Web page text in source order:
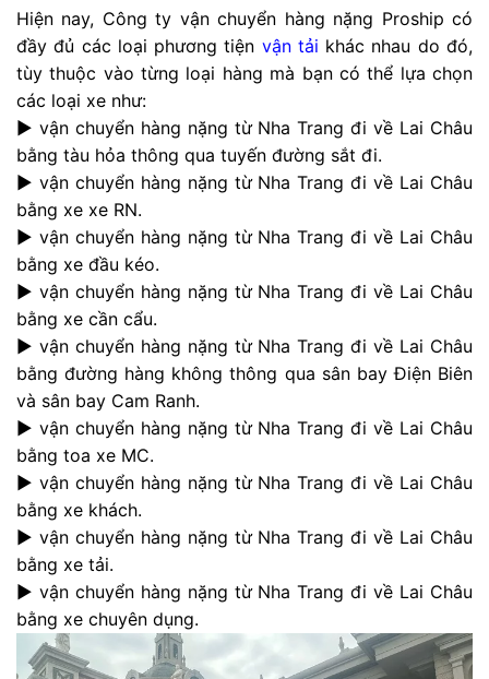
Hiện nay, Công ty vận chuyển hàng nặng Proship có
đầy đủ các loại phương tiện vận tải khác nhau do đó,
tùy thuộc vào từng loại hàng mà bạn có thể lựa chọn
các loại xe như:
► vận chuyển hàng nặng từ Nha Trang đi về Lai Châu
bằng tàu hỏa thông qua tuyến đường sắt đi.
► vận chuyển hàng nặng từ Nha Trang đi về Lai Châu
bằng xe xe RN.
► vận chuyển hàng nặng từ Nha Trang đi về Lai Châu
bằng xe đầu kéo.
► vận chuyển hàng nặng từ Nha Trang đi về Lai Châu
bằng xe cần cẩu.
► vận chuyển hàng nặng từ Nha Trang đi về Lai Châu
bằng đường hàng không thông qua sân bay Điện Biên
và sân bay Cam Ranh.
► vận chuyển hàng nặng từ Nha Trang đi về Lai Châu
bằng toa xe MC.
► vận chuyển hàng nặng từ Nha Trang đi về Lai Châu
bằng xe khách.
► vận chuyển hàng nặng từ Nha Trang đi về Lai Châu
bằng xe tải.
► vận chuyển hàng nặng từ Nha Trang đi về Lai Châu
bằng xe chuyên dụng.